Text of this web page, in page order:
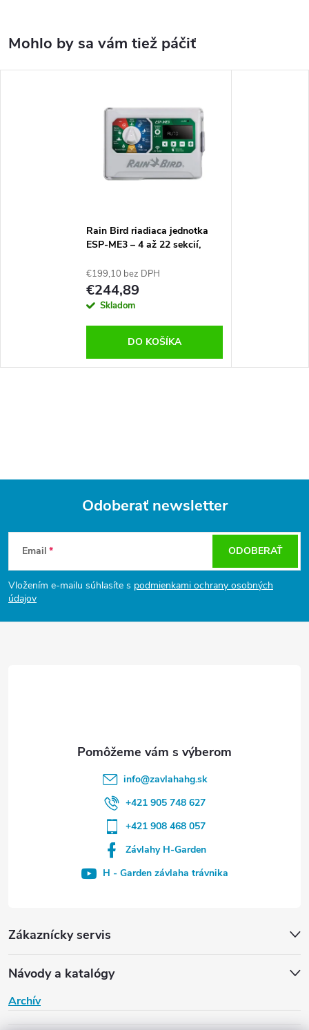
Rain Bird riadiaca jednotka
ESP-ME3 – 4 až 22 sekcií,
€199,10 bez DPH
€244,89
Skladom
DO KOŠÍKA
e
Odoberať newsletter
Email
Vložením e-mailu súhlasíte s podmienkami ochrany osobných
údajov
ODOBERAŤ
Zákaznícky servis
Návody a katalógy
Archív
info@zavlahahg.sk
+421 905 748 627
+421 908 468 057
Závlahy H-Garden
H - Garden závlaha trávnika